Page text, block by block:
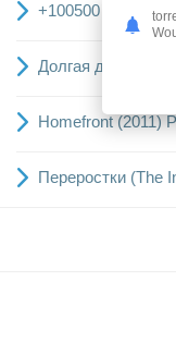
+100500 [1-154]
Долгая дорога к
Homefront (2011)
Переростки (The